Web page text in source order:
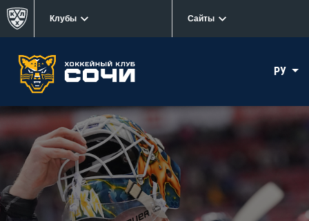
Клубы Сайты
РУ